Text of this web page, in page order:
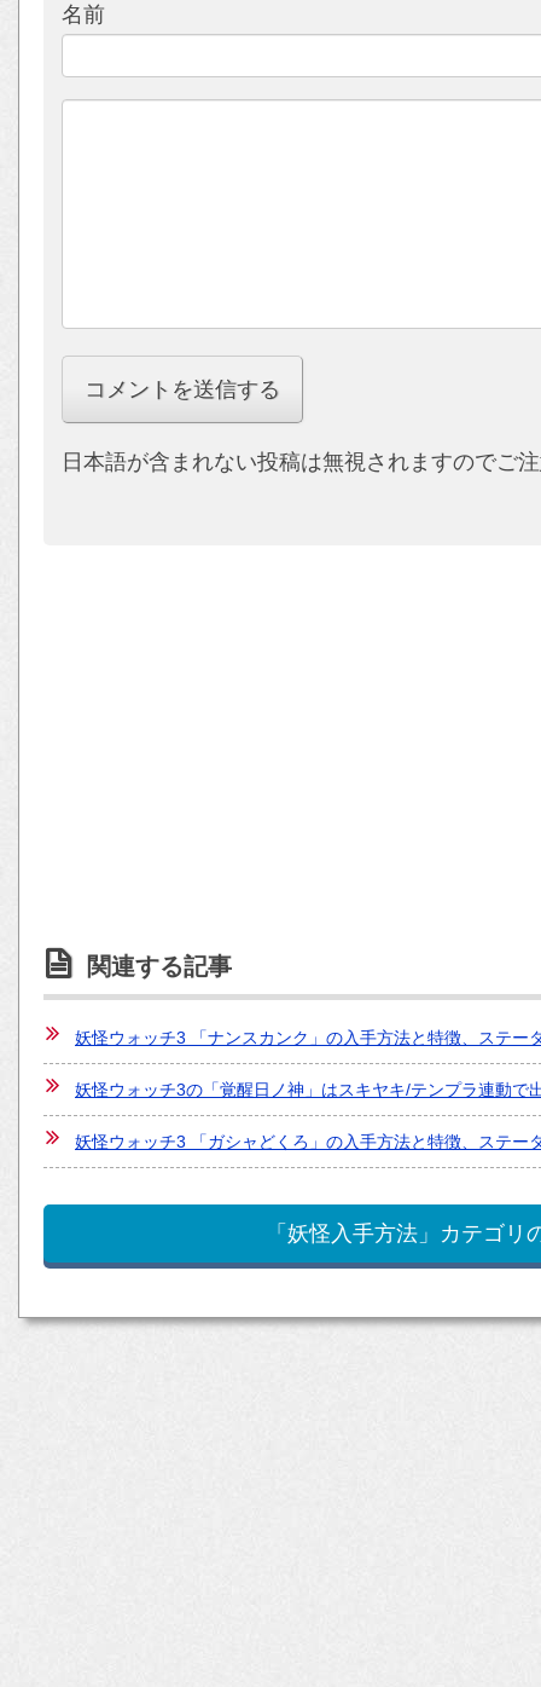
名前
日本語が含まれない投稿は無視されますのでご
関連する記事
妖怪ウォッチ3 「ナンスカンク」の入手方法と特徴、ステー
妖怪ウォッチ3の「覚醒日ノ神」はスキヤキ/テンプラ連動で
妖怪ウォッチ3 「ガシャどくろ」の入手方法と特徴、ステー
「妖怪入手方法」カテゴリ